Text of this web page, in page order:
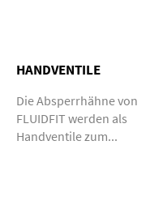
HANDVENTILE
Die Absperrhähne von
FLUIDFIT werden als
Handventile zum...